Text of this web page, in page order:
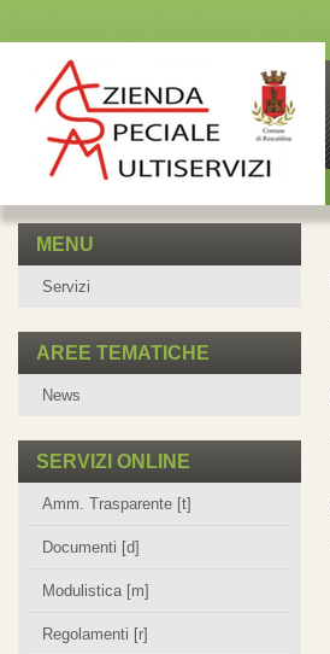
MENU
Servizi
AREE TEMATICHE
News
SERVIZI ONLINE
Amm. Trasparente [t]
Documenti [d]
Modulistica [m]
Regolamenti [r]